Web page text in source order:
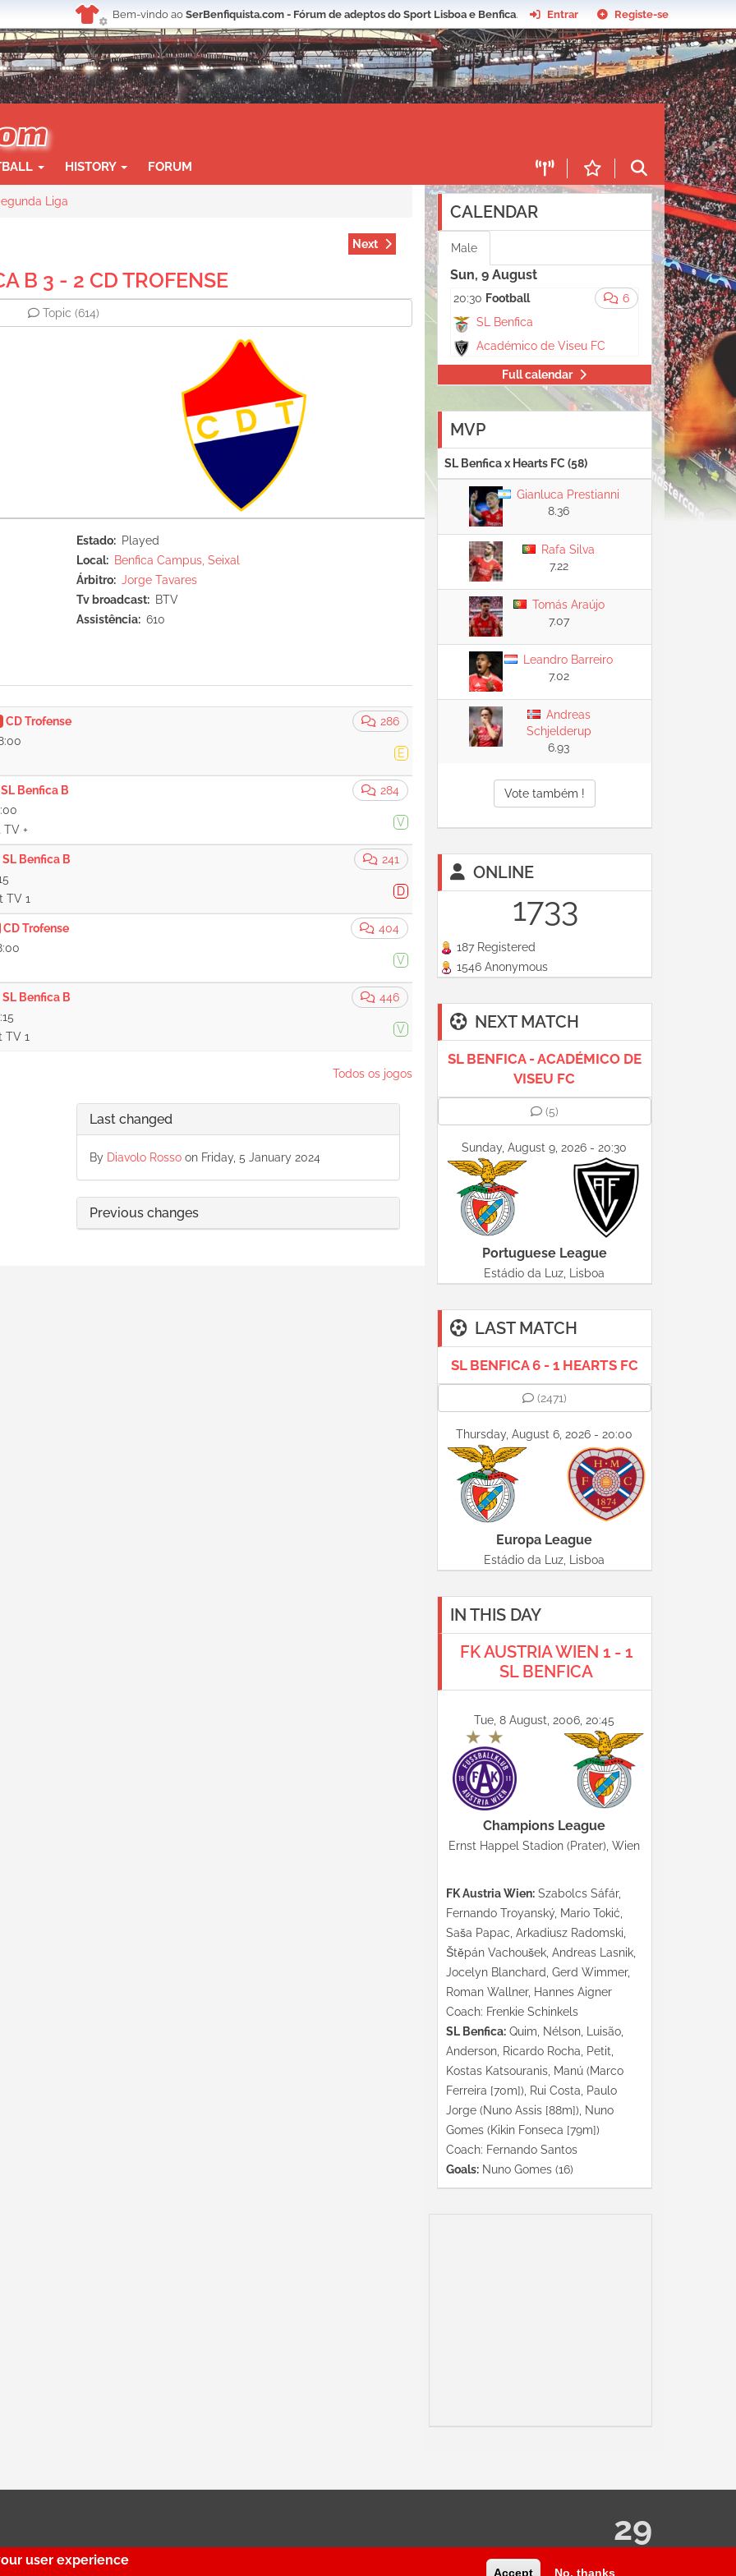
Bem-vindo ao SerBenfiquista.com - Fórum de adeptos do Sport Lisboa e Benfica. Entrar Registe-se
HISTORY FORUM
Liga
Next
B 3 - 2 CD TROFENSE
Topic (614)
Estado
Played
Local
Benfica Campus, Seixal
Árbitro
Jorge Tavares
Tv broadcast
BTV
Assistência
610
286
E
CD Trofense
284
V
SL Benfica B
TV +
241
D
SL Benfica B
TV 1
404
V
CD Trofense
446
V
SL Benfica B
TV 1
Todos os jogos
Last changed
By Diavolo Rossoon Friday, 5 January 2024
Previous changes
CALENDAR
Male
Sun, 9 August
6
20:30 Football
SL Benfica
Académico de Viseu FC
Full calendar
MVP
SL Benfica x Hearts FC (58)
Gianluca Prestianni
8.36
Rafa Silva
7.22
Tomás Araújo
7.07
Leandro Barreiro
7.02
Andreas
Schjelderup
6.93
Vote também !
ONLINE
1733
187 Registered
1546 Anonymous
NEXT MATCH
SL BENFICA - ACADÉMICO DE
VISEU FC
(5)
Sunday, August 9, 2026 - 20:30
Portuguese League
Estádio da Luz, Lisboa
LAST MATCH
SL BENFICA 6 - 1 HEARTS FC
(2471)
Thursday, August 6, 2026 - 20:00
Europa League
Estádio da Luz, Lisboa
IN THIS DAY
FK AUSTRIA WIEN 1 - 1
SL BENFICA
Tue, 8 August, 2006, 20:45
Champions League
Ernst Happel Stadion (Prater), Wien
FK Austria Wien:Szabolcs Sáfár,
Fernando Troyanský, Mario Tokić,
Saša Papac, Arkadiusz Radomski,
Štěpán Vachoušek, Andreas Lasnik,
Jocelyn Blanchard, Gerd Wimmer,
Roman Wallner, Hannes Aigner
Coach: Frenkie Schinkels
SL Benfica:Quim, Nélson, Luisão,
Anderson, Ricardo Rocha, Petit,
Kostas Katsouranis, Manú (Marco
Ferreira [70m]), Rui Costa, Paulo
Jorge (Nuno Assis [88m]), Nuno
Gomes (Kikin Fonseca [79m])
Coach: Fernando Santos
Goals:Nuno Gomes (16)
29
user experience
Accept No, thanks